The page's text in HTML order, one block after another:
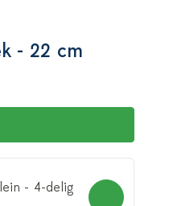
- 22 cm
- 4-delig